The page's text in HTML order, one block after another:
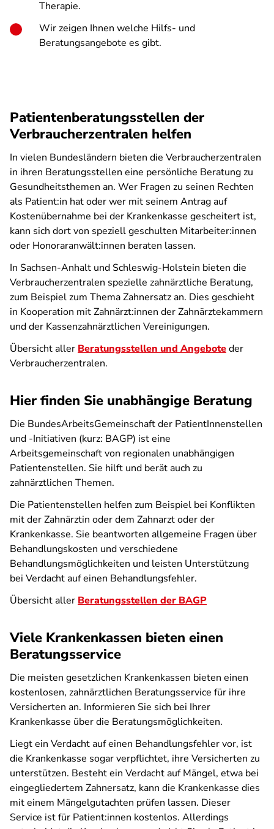
Therapie.
Wir zeigen Ihnen welche Hilfs- und
Beratungsangebote es gibt.
Patientenberatungsstellen der
Verbraucherzentralen helfen
In vielen Bundesländern bieten die Verbraucherzentralen
in ihren Beratungsstellen eine persönliche Beratung zu
Gesundheitsthemen an. Wer Fragen zu seinen Rechten
als Patient:in hat oder wer mit seinem Antrag auf
Kostenübernahme bei der Krankenkasse gescheitert ist,
kann sich dort von speziell geschulten Mitarbeiter:innen
oder Honoraranwält:innen beraten lassen.
In Sachsen-Anhalt und Schleswig-Holstein bieten die
Verbraucherzentralen spezielle zahnärztliche Beratung,
zum Beispiel zum Thema Zahnersatz an. Dies geschieht
in Kooperation mit Zahnärzt:innen der Zahnärztekammern
und der Kassenzahnärztlichen Vereinigungen.
Übersicht aller Beratungsstellen und Angeboteder
Verbraucherzentralen.
Hier finden Sie unabhängige Beratung
Die BundesArbeitsGemeinschaft der PatientInnenstellen
und -Initiativen (kurz: BAGP) ist eine
Arbeitsgemeinschaft von regionalen unabhängigen
Patientenstellen. Sie hilft und berät auch zu
zahnärztlichen Themen.
Die Patientenstellen helfen zum Beispiel bei Konflikten
mit der Zahnärztin oder dem Zahnarzt oder der
Krankenkasse. Sie beantworten allgemeine Fragen über
Behandlungskosten und verschiedene
Behandlungsmöglichkeiten und leisten Unterstützung
bei Verdacht auf einen Behandlungsfehler.
Übersicht aller Beratungsstellen der BAGP
Viele Krankenkassen bieten einen
Beratungsservice
Die meisten gesetzlichen Krankenkassen bieten einen
kostenlosen, zahnärztlichen Beratungsservice für ihre
Versicherten an. Informieren Sie sich bei Ihrer
Krankenkasse über die Beratungsmöglichkeiten.
Liegt ein Verdacht auf einen Behandlungsfehler vor, ist
die Krankenkasse sogar verpflichtet, ihre Versicherten zu
unterstützen. Besteht ein Verdacht auf Mängel, etwa bei
eingegliedertem Zahnersatz, kann die Krankenkasse dies
mit einem Mängelgutachten prüfen lassen. Dieser
Service ist für Patient:innen kostenlos. Allerdings